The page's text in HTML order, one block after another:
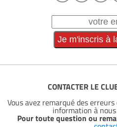
CONTACTER LE
Vous avez remarqué des
information à
Pour toute question ou